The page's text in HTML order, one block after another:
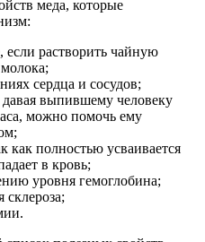
меда, которые
растворить чайную
сердца и сосудов;
выпившему человеку
можно помочь ему
как полностью усваивается
в кровь;
уровня гемоглобина;
склероза;